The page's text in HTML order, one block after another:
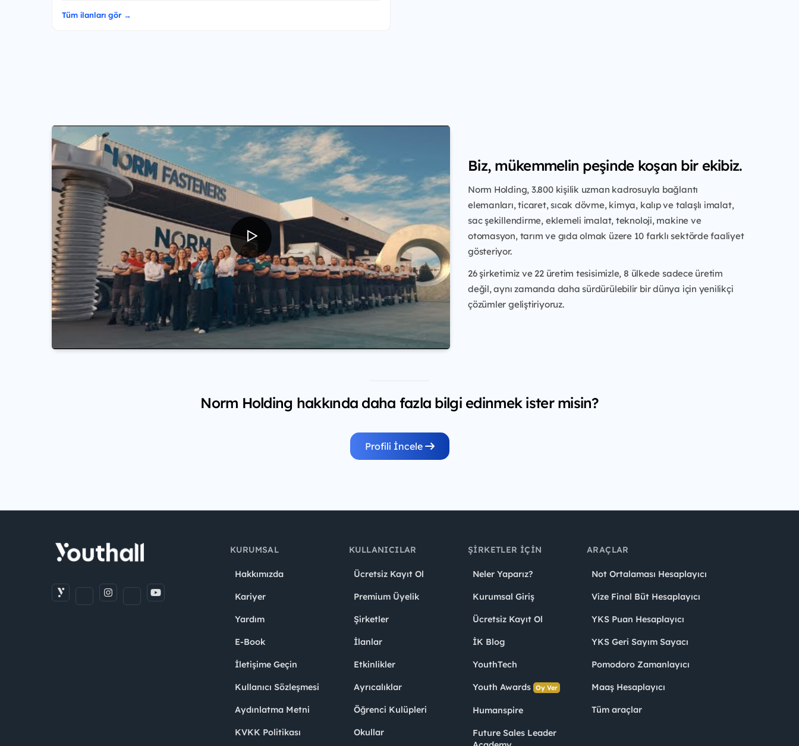
Tüm ilanları gör →
Biz, mükemmelin peşinde koşan bir ekibiz.
Norm Holding, 3.800 kişilik uzman kadrosuyla bağlantı
elemanları, ticaret, sıcak dövme, kimya, kalıp ve talaşlı imalat,
sac şekillendirme, eklemeli imalat, teknoloji, makine ve
otomasyon, tarım ve gıda olmak üzere 10 farklı sektörde faaliyet
gösteriyor.
26 şirketimiz ve 22 üretim tesisimizle, 8 ülkede sadece üretim
değil, aynı zamanda daha sürdürülebilir bir dünya için yenilikçi
çözümler geliştiriyoruz.
Norm Holding hakkında daha fazla bilgi edinmek ister misin?
Profili İncele
KURUMSAL
Hakkımızda
Kariyer
Yardım
E-Book
İletişime Geçin
Kullanıcı Sözleşmesi
Aydınlatma Metni
KVKK Politikası
KULLANICILAR
Ücretsiz Kayıt Ol
Premium Üyelik
Şirketler
İlanlar
Etkinlikler
Ayrıcalıklar
Öğrenci Kulüpleri
Okullar
ŞIRKETLER İÇIN
Neler Yaparız?
Kurumsal Giriş
Ücretsiz Kayıt Ol
İK Blog
YouthTech
Youth Awards Oy Ver
Humanspire
Future Sales Leader
ARAÇLAR
Not Ortalaması Hesaplayıcı
Vize Final Büt Hesaplayıcı
YKS Puan Hesaplayıcı
YKS Geri Sayım Sayacı
Pomodoro Zamanlayıcı
Maaş Hesaplayıcı
Tüm araçlar